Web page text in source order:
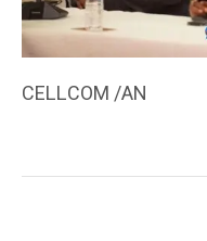
CELLCOM /AN